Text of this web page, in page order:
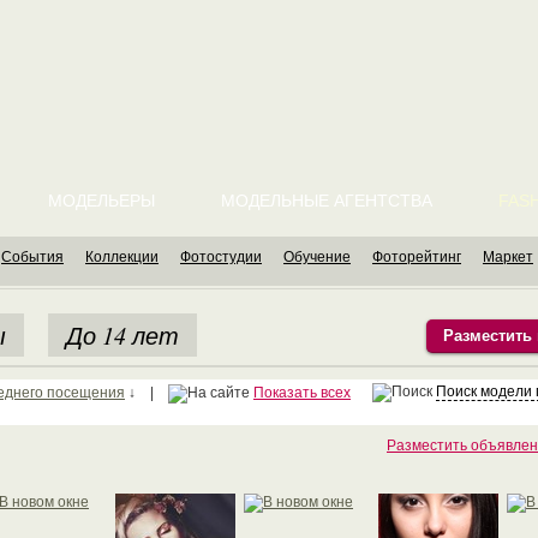
МОДЕЛЬЕРЫ МОДЕЛЬНЫЕ АГЕНТСТВА
События Коллекции Фотостудии Обучение Фоторейтинг Маркет
До 14 лет
Поиск
посещения ↓ | Показать всех
Разместить